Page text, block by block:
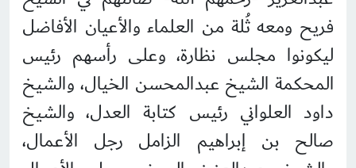
فريح ومعه ثُلة من العلماء والأعيان الأفاضل
ليكونوا مجلس نظارة، وعلى رأسهم رئيس
المحكمة الشيخ عبدالمحسن الخيال، والشيخ
داود العلواني رئيس كتابة العدل، والشيخ
صالح بن إبراهيم الزامل رجل الأعمال،